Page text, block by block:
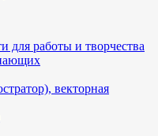
для работы и творчества
векторная